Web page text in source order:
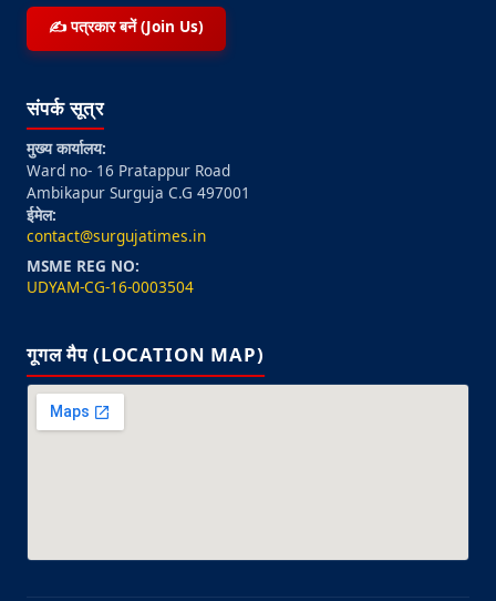
✍️ पत्रकार बनें (Join Us)
संपर्क सूत्र
मुख्य कार्यालय:
Ward no- 16 Pratappur Road
Ambikapur Surguja C.G 497001
ईमेल:
contact@surgujatimes.in
MSME REG NO:
UDYAM-CG-16-0003504
गूगल मैप (LOCATION MAP)